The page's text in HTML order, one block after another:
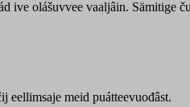
olášuvvee vaaljâin. Sämitige
eellimsaje meid puátteevuođâst.